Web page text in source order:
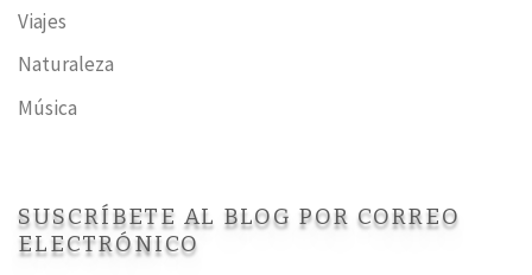
Viajes
Naturaleza
Música
SUSCRÍBETE AL BLOG POR CORREO
ELECTRÓNICO